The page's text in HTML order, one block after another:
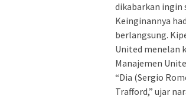
dikabarkan ingin
Keinginannya
berlangsung.
United menelan
Manajemen
“Dia (Sergio
Trafford,” ujar